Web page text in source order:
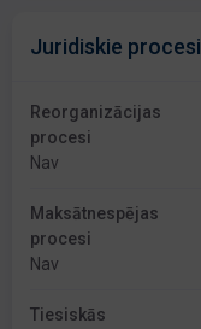
Juridiskie procesi
Reorganizācijas
procesi
Nav
Maksātnespējas
procesi
Nav
Tiesiskās